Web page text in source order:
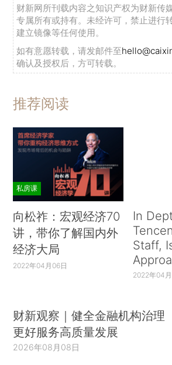
财新网所刊载内容之知识产权为财新传
专属所有或持有。未经许可，禁止进行
建立镜像等任何使用。
如有意愿转载，请发邮件至
确认及授权后，方可转载。
推荐阅读
私房课
向松祚：宏观经济70
讲，带你了解国内外
经济大局
2022年04月06日
In
Staff,
2022年04月
财新观察｜健全金融机构治理
更好服务高质量发展
2026年08月08日